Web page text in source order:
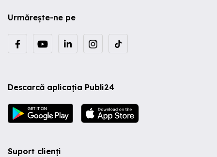
Urmărește-ne pe
Descarcă aplicația Publi24
Suport clienți